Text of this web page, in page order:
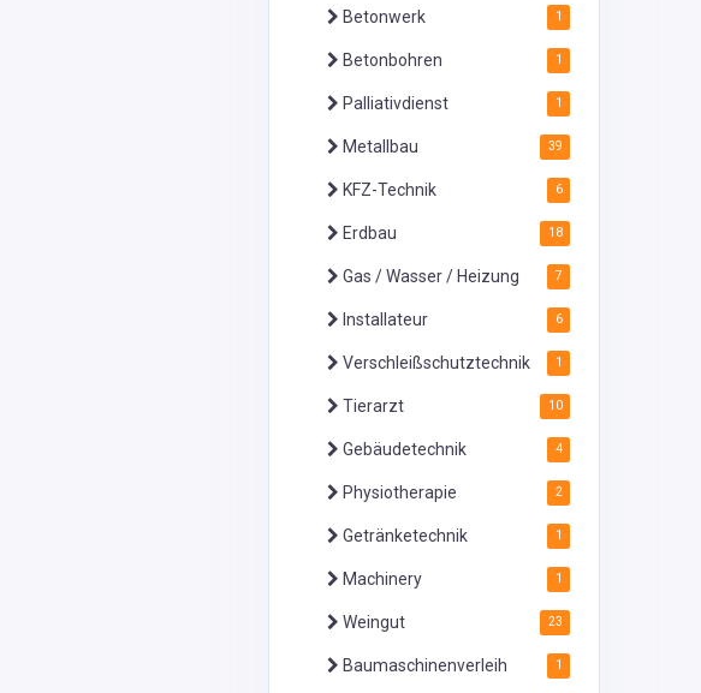
Betonwerk 1
Betonbohren 1
Palliativdienst 1
Metallbau 39
KFZ-Technik 6
Erdbau 18
Gas / Wasser / Heizung 7
Installateur 6
Verschleißschutztechnik 1
Tierarzt 10
Gebäudetechnik 4
Physiotherapie 2
Getränketechnik 1
Machinery 1
Weingut 23
Baumaschinenverleih 1